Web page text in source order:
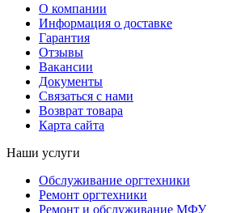
О компании
Информация о доставке
Гарантия
Отзывы
Вакансии
Документы
Связаться с нами
Возврат товара
Карта сайта
Наши услуги
Обслуживание оргтехники
Ремонт оргтехники
Ремонт и обслуживание МФУ